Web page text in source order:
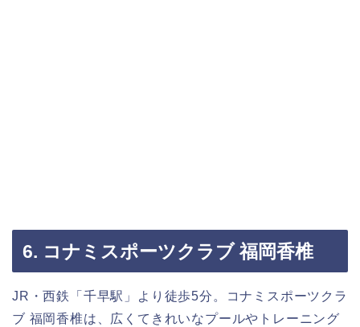
6. コナミスポーツクラブ 福岡香椎
JR・西鉄「千早駅」より徒歩5分。コナミスポーツクラ
ブ 福岡香椎は、広くてきれいなプールやトレーニング